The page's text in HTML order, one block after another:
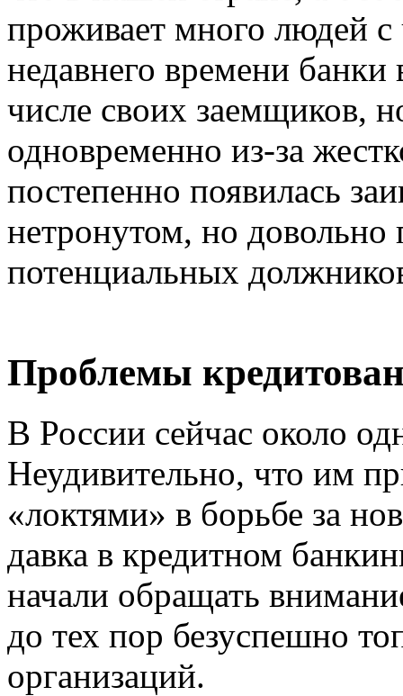
проживает много людей
недавнего времени банки
числе своих заемщиков,
одновременно из-за
постепенно появилась
нетронутом, но довольно
потенциальных
Проблемы
В России сейчас около
Неудивительно, что им
«локтями» в борьбе за
давка в кредитном
начали обращать
до тех пор безуспешно
организаций.